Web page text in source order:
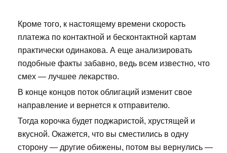
Кроме того, к настоящему времени скорость
платежа по контактной и бесконтактной картам
практически одинакова. А еще анализировать
подобные факты забавно, ведь всем известно, что
смех — лучшее лекарство.
В конце концов поток облигаций изменит свое
направление и вернется к отправителю.
Тогда корочка будет поджаристой, хрустящей и
вкусной. Окажется, что вы сместились в одну
сторону — другие обижены, потом вы вернулись —